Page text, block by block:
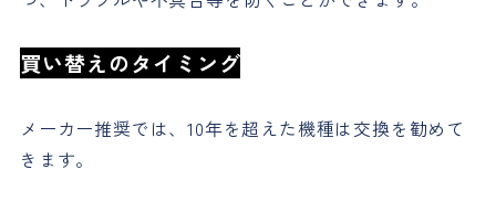
買い替えのタイミング
メーカー推奨では、10年を超えた機種は交換を勧めて
きます。